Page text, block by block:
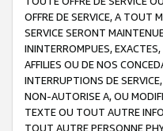
OFFRE DE SERVICE, A TOUT
SERVICE SERONT
ININTERROMPUES,
AFFILIES OU DE NOS
INTERRUPTIONS DE
NON-AUTORISE A, OU
TEXTE OU TOUT AUTRE
TOUT AUTRE PERSONNE